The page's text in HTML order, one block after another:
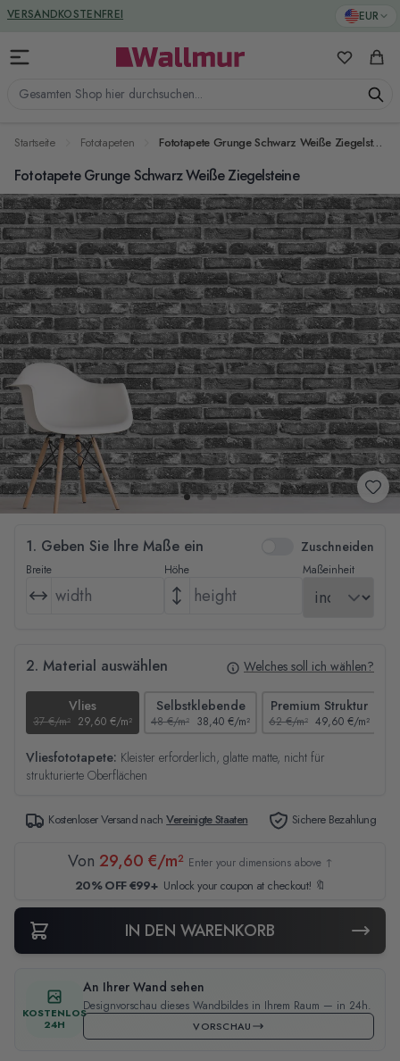
Zum Inhalt springen EUR
Gesamten Shop hier durchsuchen...
Meine
VERSANDKOSTENFREI
GREENGUARD ZERTIFIZIERT
Startseite Fototapeten Fototapete Grunge Schwarz Weiße Ziegelsteine
Fototapete Grunge Schwarz Weiße Ziegelsteine
1. Geben Sie Ihre Maße ein Zuschneiden
Breite Höhe Maßeinheit
2. Material auswählen Welches soll ich wählen?
Vlies
37 €/m² 29,60 €/m²
Selbstklebende
48 €/m² 38,40 €/m²
Premium Struktur
62 €/m² 49,60 €/m²
Vliesfototapete: Kleister erforderlich, glatte matte, nicht für
strukturierte Oberflächen
Kostenloser Versand nachVereinigte Staaten Sichere Bezahlung
Von 29,60 €/m² Enter your dimensions above ↑
20% OFF €99+ Unlock your coupon at checkout! 🔖
IN DEN WARENKORB
KOSTENLOS
24H
An Ihrer Wand sehen
Designvorschau dieses Wandbildes in Ihrem Raum — in 24h.
VORSCHAU